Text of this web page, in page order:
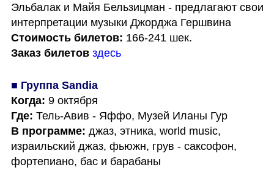
Эльбалак и Майя Бельзицман - предлагают свои
интерпретации музыки Джорджа Гершвина
Стоимость билетов:
Заказ билетов здесь
■ Группа Sandia
Когда:
Где:
Тель-Авив - Яффо, Музей Иланы Гур
В программе: джаз, этника, world music,
израильский джаз, фьюжн, грув - саксофон,